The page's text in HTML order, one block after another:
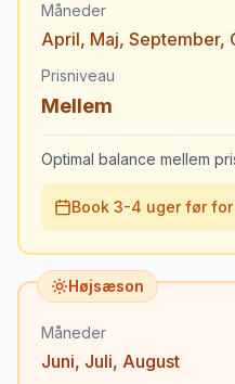
Måneder
April, Maj, September,
Prisniveau
Mellem
Optimal balance mellem
Book 3-4 uger før
Højsæson
Måneder
Juni, Juli, August